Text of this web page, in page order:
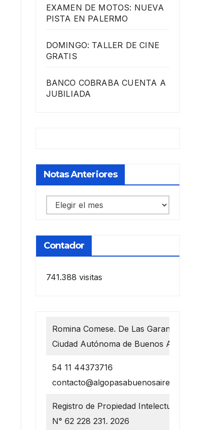
EXAMEN DE MOTOS: NUEVA
PISTA EN PALERMO
DOMINGO: TALLER DE CINE
GRATIS
BANCO COBRABA CUENTA A
JUBILIADA
Notas Anteriores
Notas
anteriores
Contador
741.388 visitas
Romina Comese. De Las Garantías 1218
Ciudad Autónoma de Buenos Aires
54 11 44373716
contacto@algopasabuenosaires.com.ar
Registro de Propiedad Intelectual
N° 62 228 231. 2026